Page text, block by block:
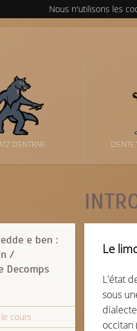
Nous n'utilisons les
D’ENTRAR
Le
L'état
sous
occitan
e ben :
/
Decomps
cours